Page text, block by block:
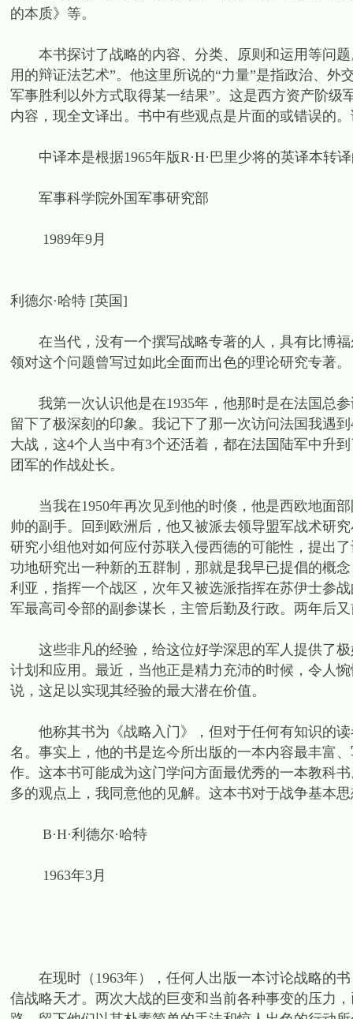
的本质》等。
本书探讨了战略的内容、分类、原则和运用等问题
用的辩证法艺术”。他这里所说的“力量”是指政治、外
军事胜利以外方式取得某一结果”。这是西方资产阶
内容，现全文译出。书中有些观点是片面的或错误的
中译本是根据1965年版R·H·巴里少将的英译本转
军事科学院外国军事研究部
1989年9月
利德尔·哈特 [英国]
在当代，没有一个撰写战略专著的人，具有比博福
领对这个问题曾写过如此全面而出色的理论研究专著。
我第一次认识他是在1935年，他那时是在法国总参
留下了极深刻的印象。我记下了那一次访问法国我遇
大战，这4个人当中有3个还活着，都在法国陆军中升
团军的作战处长。
当我在1950年再次见到他的时倏，他是西欧地面部
帅的副手。回到欧洲后，他又被派去领导盟军战术研
研究小组他对如何应付苏联入侵西德的可能性，提出
功地研究出一种新的五群制，那就是我早已提倡的概
利亚，指挥一个战区，次年又被选派指挥在苏伊士参
军最高司令部的副参谋长，主管后勤及行政。两年后
这些非凡的经验，给这位好学深思的军人提供了极
计划和应用。最近，当他正是精力充沛的时候，令人
说，这足以实现其经验的最大潜在价值。
他称其书为《战略入门》，但对于任何有知识的读
名。事实上，他的书是迄今所出版的一本内容最丰富
作。这本书可能成为这门学问方面最优秀的一本教科
多的观点上，我同意他的见解。这本书对于战争基本
B·H·利德尔·哈特
1963年3月
在现时（1963年），任何人出版一本讨论战略的书
信战略天才。两次大战的巨变和当前各种事变的压力